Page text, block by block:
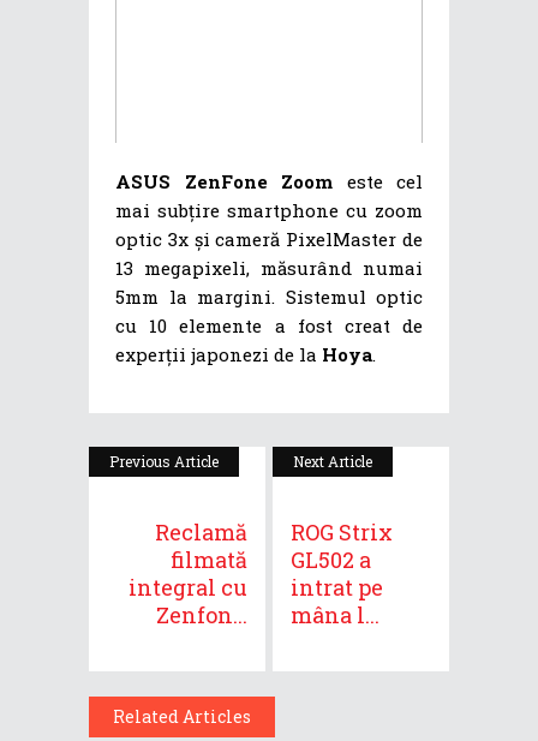
ASUS ZenFone Zoom este cel
mai subțire smartphone cu zoom
optic 3x și cameră PixelMaster de
13 megapixeli, măsurând numai
5mm la margini. Sistemul optic
cu 10 elemente a fost creat de
experții japonezi de la Hoya.
Previous Article
Reclamă
filmată
integral cu
Zenfon...
Next Article
ROG Strix
GL502 a
intrat pe
mâna l...
Related Articles